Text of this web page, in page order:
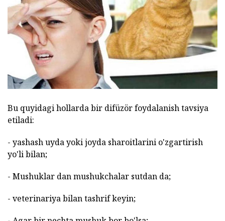
Bu quyidagi hollarda bir difüzör foydalanish tavsiya
etiladi:
- yashash uyda yoki joyda sharoitlarini o'zgartirish
yo'li bilan;
- Mushuklar dan mushukchalar sutdan da;
- veterinariya bilan tashrif keyin;